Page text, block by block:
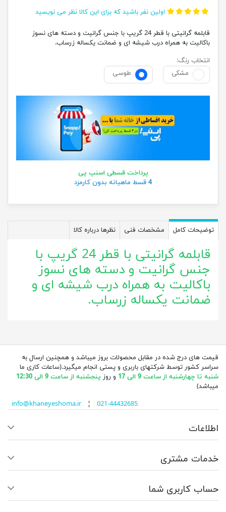
اولین نفر باشید که برای این کالا نظر می نویسید
قابلمه گرانیتی با قطر 24 گریپ با جنس گرانیت و دسته های نسوز
باکالیت به همراه درب شیشه ای و ضمانت یکساله زرساب.
انتخاب رنگ:
مشکی
طوسی
پرداخت قسطی اسنپ پی
4 قسط ماهیانه بدون کارمزد
توضیحات کامل مشخصات فنی نظرها درباره کالا
قابلمه گرانیتی با قطر 24 گریپ با
جنس گرانیت و دسته های نسوز
باکالیت به همراه درب شیشه ای و
ضمانت یکساله زرساب.
قیمت های درج شده در مقابل محصولات بروز میباشد و همچنین ارسال به
سراسر کشور توسط شرکتهای باربری و پستی انجام میگیرد.(ساعات کاری ما
شنبه تا چهارشنبه از ساعت 9 الی 17
و روز پنجشنبه از ساعت 9 الی 12:30
میباشد)
info@khaneyeshoma.ir¦ 021-44432685
اطلاعات
خدمات مشتری
حساب کاربری شما